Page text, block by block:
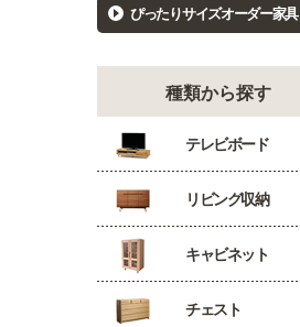
ぴったりサイズオーダー家具
種類から探す
テレビボード
リビング収納
キャビネット
チェスト